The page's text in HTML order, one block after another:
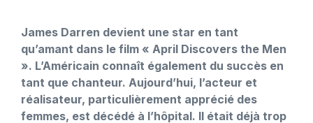
James Darren devient une star en tant
qu’amant dans le film « April Discovers the Men
». L’Américain connaît également du succès en
tant que chanteur. Aujourd’hui, l’acteur et
réalisateur, particulièrement apprécié des
femmes, est décédé à l’hôpital. Il était déjà trop